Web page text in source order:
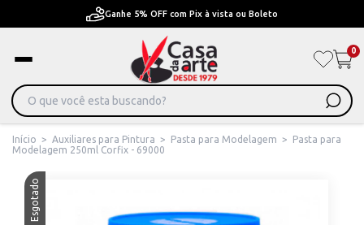
Ganhe 5% OFF com Pix à vista ou Boleto
0
Início > Auxiliares para Pintura > Pasta para Modelagem >
Pasta para
Modelagem 250ml Corfix - 69000
Esgotado